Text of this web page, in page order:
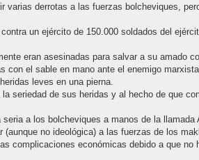
varias derrotas a las fuerzas bolcheviques,
un ejército de 150.000 soldados del
eran asesinadas para salvar a su amado
con el sable en mano ante el enemigo
leves en una pierna.
seriedad de sus heridas y al hecho de que
a los bolcheviques a manos de la
no ideológica) a las fuerzas de los
complicaciones económicas debido a que